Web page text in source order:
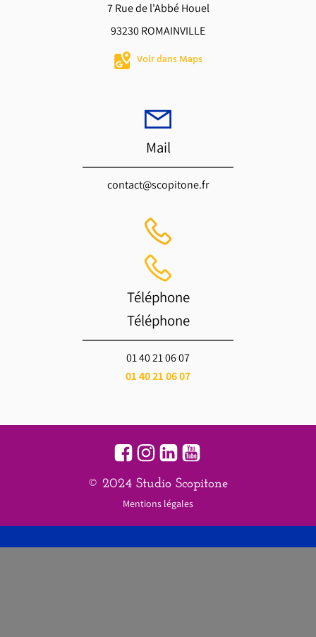
7 Rue de l'Abbé Houel
93230 ROMAINVILLE
Voir dans Maps
Mail
contact@scopitone.fr
Téléphone
Téléphone
01 40 21 06 07
01 40 21 06 07
© 2024 Studio Scopitone
Mentions légales